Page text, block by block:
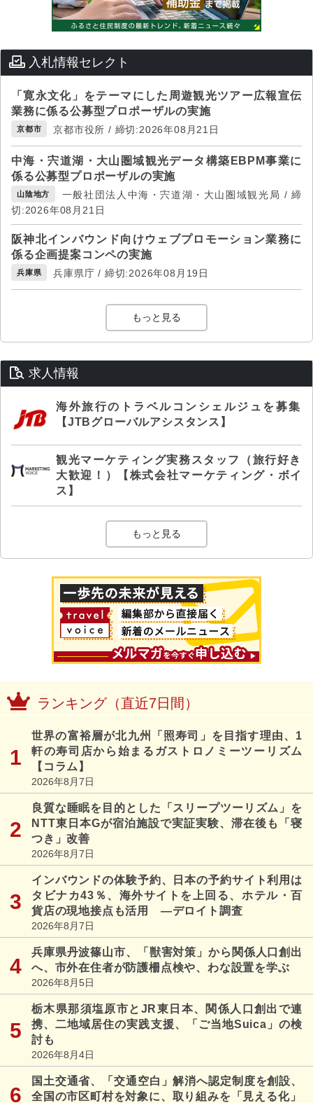
入札情報セレクト
「寛永文化」をテーマにした周遊観光ツアー広報宣伝
業務に係る公募型プロポーザルの実施
京都市 京都市役所 / 締切:2026年08月21日
中海・宍道湖・大山圏域観光データ構築EBPM事業に
係る公募型プロポーザルの実施
山陰地方
一般社団法人中海・宍道湖・大山圏域観光局 / 締
切:2026年08月21日
阪神北インバウンド向けウェブプロモーション業務に
係る企画提案コンペの実施
兵庫県 兵庫県庁 / 締切:2026年08月19日
もっと見る
求人情報
海外旅行のトラベルコンシェルジュを募集
【JTBグローバルアシスタンス】
観光マーケティング実務スタッフ（旅行好き
大歓迎！）【株式会社マーケティング・ボイ
ス】
もっと見る
ランキング（直近7日間）
世界の富裕層が北九州「照寿司」を目指す理由、1
軒の寿司店から始まるガストロノミーツーリズム
【コラム】
2026年8月7日
良質な睡眠を目的とした「スリープツーリズム」を
NTT東日本Gが宿泊施設で実証実験、滞在後も「寝
つき」改善
2026年8月7日
インバウンドの体験予約、日本の予約サイト利用は
タビナカ43％、海外サイトを上回る、ホテル・百
貨店の現地接点も活用 ―デロイト調査
2026年8月7日
兵庫県丹波篠山市、「獣害対策」から関係人口創出
へ、市外在住者が防護柵点検や、わな設置を学ぶ
2026年8月5日
栃木県那須塩原市とJR東日本、関係人口創出で連
携、二地域居住の実践支援、「ご当地Suica」の検
討も
2026年8月4日
国土交通省、「交通空白」解消へ認定制度を創設、
全国の市区町村を対象に、取り組みを「見える化」